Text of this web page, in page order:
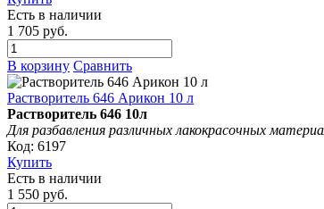
Есть в наличии
1 705 руб.
В корзину Сравнить
Растворитель 646 Арикон 10 л
Растворитель 646 10л
Для разбавления различных лакокрасочных
Код: 6197
Купить
Есть в наличии
1 550 руб.